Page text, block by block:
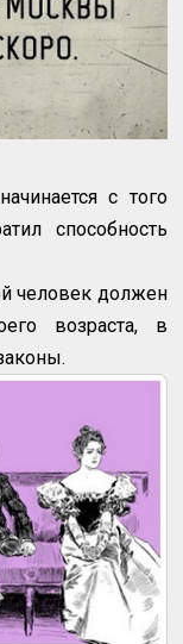
с того
способность
человек должен
возраста, в